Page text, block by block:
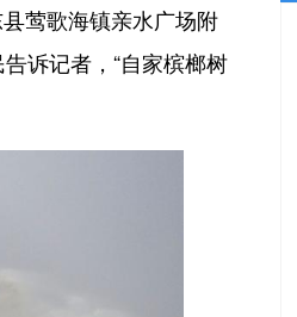
莺歌海镇亲水广场附
诉记者，“自家槟榔树